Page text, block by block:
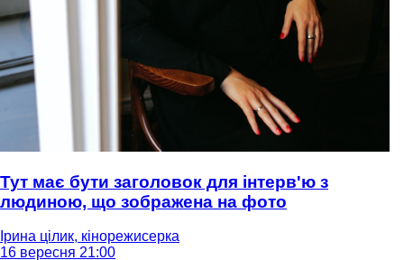
Тут має бути заголовок для інтерв'ю з
людиною, що зображена на фото
Ірина цілик, кінорежисерка
16 вересня 21:00